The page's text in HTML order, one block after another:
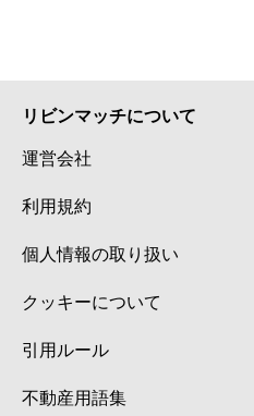
リビンマッチについて
運営会社
利用規約
個人情報の取り扱い
クッキーについて
引用ルール
不動産用語集